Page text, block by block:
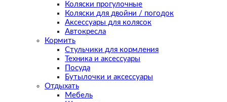
Коляски прогулочные
Коляски для двойни / погодок
Аксессуары для колясок
Автокресла
Кормить
Стульчики для кормления
Техника и аксессуары
Посуда
Бутылочки и аксессуары
Отдыхать
Мебель